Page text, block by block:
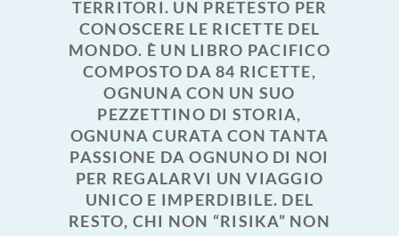
TERRITORI. UN PRETESTO PER
CONOSCERE LE RICETTE DEL
MONDO. È UN LIBRO PACIFICO
COMPOSTO DA 84 RICETTE,
OGNUNA CON UN SUO
PEZZETTINO DI STORIA,
OGNUNA CURATA CON TANTA
PASSIONE DA OGNUNO DI NOI
PER REGALARVI UN VIAGGIO
UNICO E IMPERDIBILE. DEL
RESTO, CHI NON “RISIKA” NON